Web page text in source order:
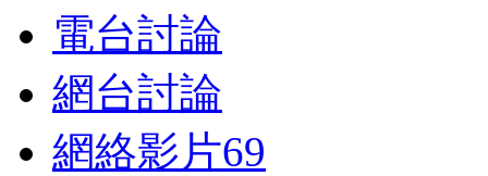
電台討論
網台討論
網絡影片69